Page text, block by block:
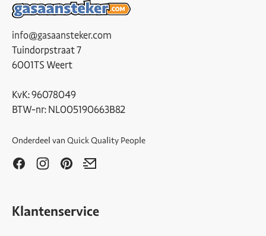
info@gasaansteker.com
Tuindorpstraat 7
6001TS Weert
KvK: 96078049
BTW-nr: NL005190663B82
Onderdeel van Quick Quality People
Klantenservice